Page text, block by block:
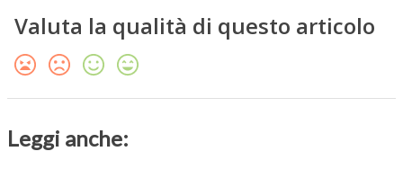
Valuta la qualità di questo articolo
Leggi anche: